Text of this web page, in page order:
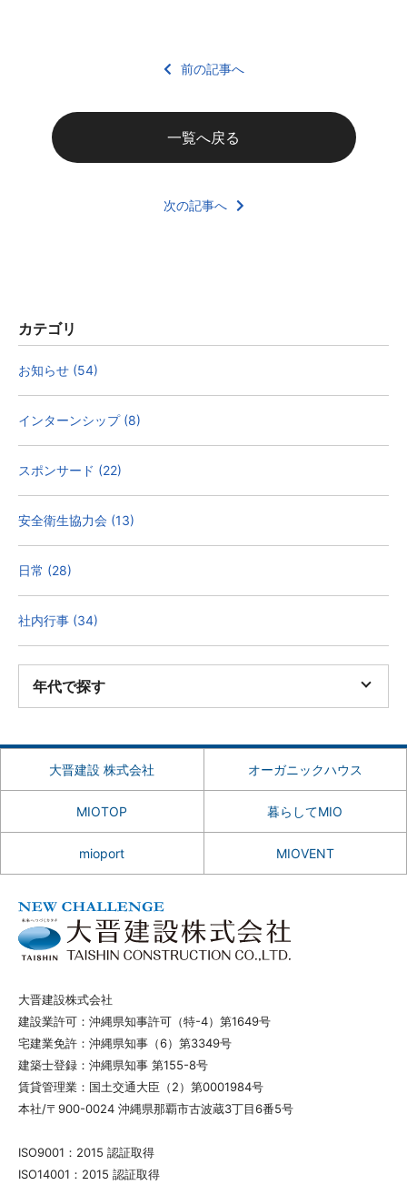
前の記事へ
一覧へ戻る
次の記事へ
カテゴリ
お知らせ (54)
インターンシップ (8)
スポンサード (22)
安全衛生協力会 (13)
日常 (28)
社内行事 (34)
年代で探す
大晋建設 株式会社 オーガニックハウス
MIOTOP 暮らしてMIO
mioport MIOVENT
大晋建設株式会社
建設業許可：沖縄県知事許可（特-4）第1649号
宅建業免許：沖縄県知事（6）第3349号
建築士登録：沖縄県知事 第155-8号
賃貸管理業：国土交通大臣（2）第0001984号
本社/〒900-0024 沖縄県那覇市古波蔵3丁目6番5号
ISO9001：2015 認証取得
ISO14001：2015 認証取得